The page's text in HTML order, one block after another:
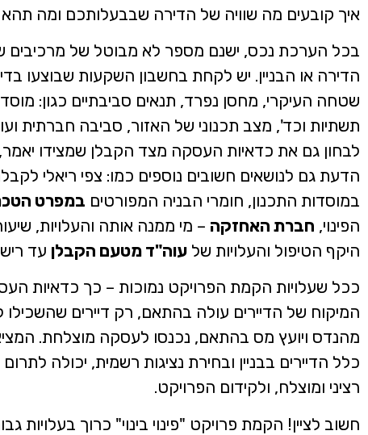
איך קובעים מה שוויה של הדירה שבבעלותכם ומה
בכל הערכת נכס, ישנם מספר לא מבוטל של מרכיבים
הדירה או הבניין. יש לקחת בחשבון השקעות שבוצעו
שטחה העיקרי, מחסן נפרד, תנאים סביבתיים כגון:
תשתיות וכד', מצב תכנוני של האזור, סביבה חברתית
לבחון גם את כדאיות העסקה מצד הקבלן שמצידו
הדעת גם לנושאים חשובים נוספים כמו: צפי ריאלי
במוסדות התכנון, חומרי הבניה המפורטים במפרט
הפינוי, חברת האחזקה – מי ממנה אותה והעלויות,
היקף הטיפול והעלויות של עוה"ד מטעם הקבלן עד
ככל שעלויות הקמת הפרויקט נמוכות – כך כדאיות
המיקוח של הדיירים עולה בהתאם, רק דיירים
מהנדס ויועץ מס בהתאם, נכנסו לעסקה מוצלחת.
כלל הדיירים בבניין ובחירת נציגות רשמית, יכולה
רציני ומוצלח, ולקידום הפרויקט.
חשוב לציין! הקמת פרויקט "פינוי בינוי" כרוך בעלויות